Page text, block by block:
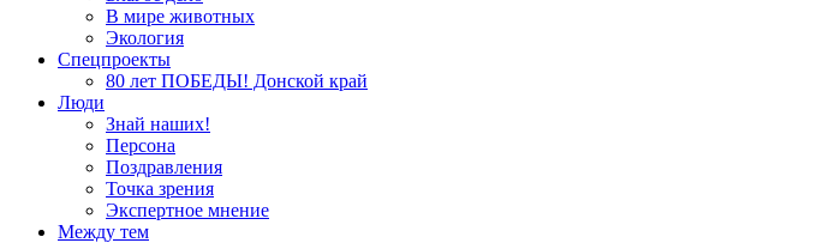
В мире животных
Экология
Спецпроекты
80 лет ПОБЕДЫ! Донской край
Люди
Знай наших!
Персона
Поздравления
Точка зрения
Экспертное мнение
Между тем